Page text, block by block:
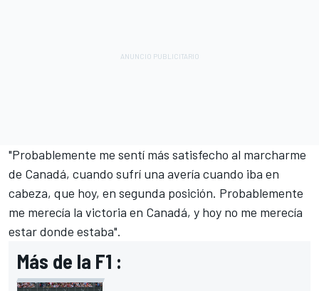
"Probablemente me sentí más satisfecho al marcharme
de Canadá, cuando sufrí una avería cuando iba en
cabeza, que hoy, en segunda posición. Probablemente
me merecía la victoria en Canadá, y hoy no me merecía
estar donde estaba".
Más de la F1 :